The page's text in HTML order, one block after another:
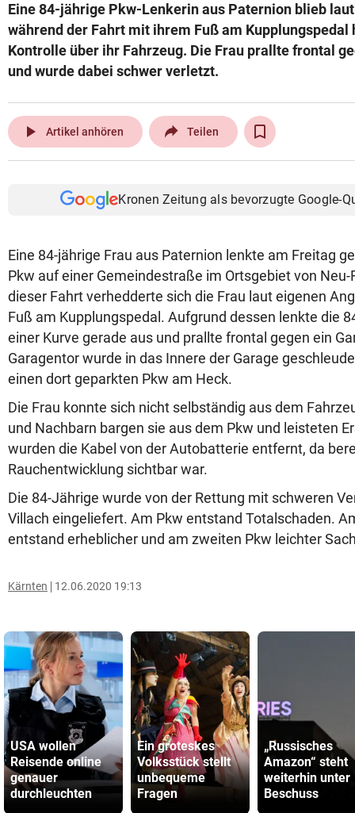
Eine 84-jährige Pkw-Lenkerin aus Paternion blieb
während der Fahrt mit ihrem Fuß am Kupplungspedal
Kontrolle über ihr Fahrzeug. Die Frau prallte frontal
und wurde dabei schwer verletzt.
play_arrow Artikel anhören Teilen
Kronen Zeitung als bevorzugte Google-
Eine 84-jährige Frau aus Paternion lenkte am Freitag
Pkw auf einer Gemeindestraße im Ortsgebiet von
dieser Fahrt verhedderte sich die Frau laut eigenen
Fuß am Kupplungspedal. Aufgrund dessen lenkte die
einer Kurve gerade aus und prallte frontal gegen ein
Garagentor wurde in das Innere der Garage
einen dort geparkten Pkw am Heck.
Die Frau konnte sich nicht selbständig aus dem
und Nachbarn bargen sie aus dem Pkw und leisteten
wurden die Kabel von der Autobatterie entfernt, da
Rauchentwicklung sichtbar war.
Die 84-Jährige wurde von der Rettung mit schweren
Villach eingeliefert. Am Pkw entstand Totalschaden.
entstand erheblicher und am zweiten Pkw leichter
Kärnten 12.06.2020 19:13
USA wollen
Reisende online
genauer
durchleuchten
Ein groteskes
Volksstück stellt
unbequeme
Fragen
„Russisches
Amazon“ steht
weiterhin unter
Beschuss